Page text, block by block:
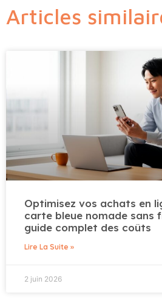
Articles
Optimisez vos achats en
carte bleue nomade sans
guide complet des coûts
Lire La Suite »
2 juin 2026